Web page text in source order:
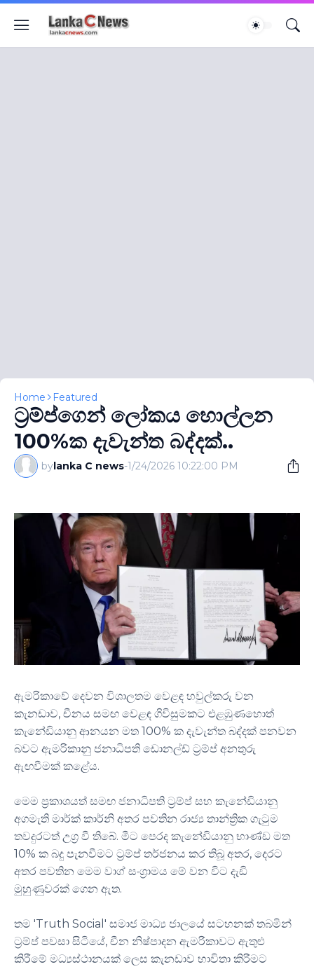
Home Featured
ට‍්‍රම්ප්ගෙන් ලෝකය හොල්ලන
100%ක දැවැන්ත බද්දක්..
bylanka C news-1/24/2026 10:22:00 PM
ඇමරිකාවේ දෙවන විශාලතම වෙළඳ හවුල්කරු වන
කැනඩාව, චීනය සමඟ වෙළඳ ගිවිසුමකට එළඹුණහොත්
කැනේඩියානු ආනයන මත 100% ක දැවැන්ත බද්දක් පනවන
බවට ඇමරිකානු ජනාධිපති ඩොනල්ඩ් ට්‍රම්ප් අනතුරු
ඇඟවීමක් කළේය.
මෙම ප්‍රකාශයත් සමඟ ජනාධිපති ට්‍රම්ප් සහ කැනේඩියානු
අගමැති මාර්ක් කාර්නි අතර පවතින රාජ්‍ය තාන්ත්‍රික ගැටුම
තවදුරටත් උග්‍ර වී තිබේ. මීට පෙරද කැනේඩියානු භාණ්ඩ මත
10% ක බදු පැනවීමට ට්‍රම්ප් තර්ජනය කර තිබූ අතර, දෙරට
අතර පවතින මෙම වාග් සංග්‍රාමය මේ වන විට දැඩි
මුහුණුවරක් ගෙන ඇත.
තම 'Truth Social' සමාජ මාධ්‍ය ජාලයේ සටහනක් තබමින්
ට්‍රම්ප් පවසා සිටියේ, චීන නිෂ්පාදන ඇමරිකාවට ඇතුළු
කිරීමේ මධ්‍යස්ථානයක් ලෙස කැනඩාව භාවිතා කිරීමට